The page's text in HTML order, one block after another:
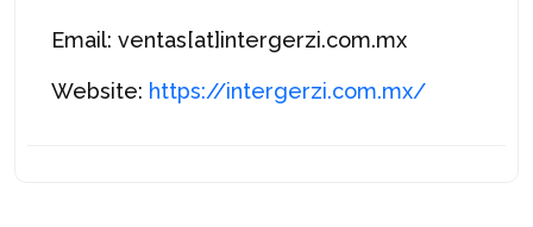
Email: ventas[at]intergerzi.com.mx
Website: https://intergerzi.com.mx/